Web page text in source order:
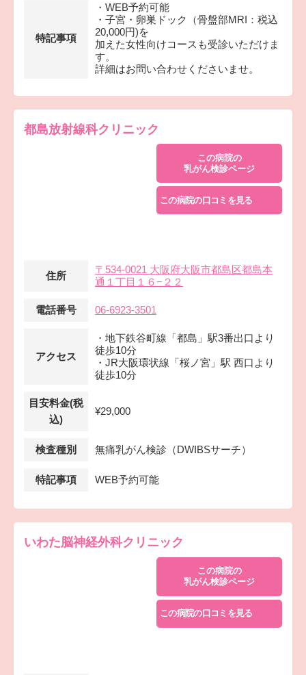
特記事項
・WEB予約可能
・子宮・卵巣ドック（骨盤部MRI：税込
20,000円)を
加えた女性向けコースも受診いただけま
す。
詳細はお問い合わせくださいませ。
都島放射線科クリニック
この病院の
乳がん検診ページ
この病院の口コミを見る
住所
〒534-0021 大阪府大阪市都島区都島本
通１丁目１６−２２
電話番号 06-6923-3501
アクセス
・地下鉄谷町線「都島」駅3番出口より
徒歩10分
・JR大阪環状線「桜ノ宮」駅 西口より
徒歩10分
目安料金(税
込)
¥29,000
検査種別 無痛乳がん検診（DWIBSサーチ）
特記事項 WEB予約可能
いわた脳神経外科クリニック
この病院の
乳がん検診ページ
この病院の口コミを見る